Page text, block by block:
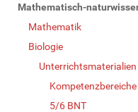
Mathematisch-
Mathematik
Biologie
Unterrichtsmaterialien
5/6 BNT